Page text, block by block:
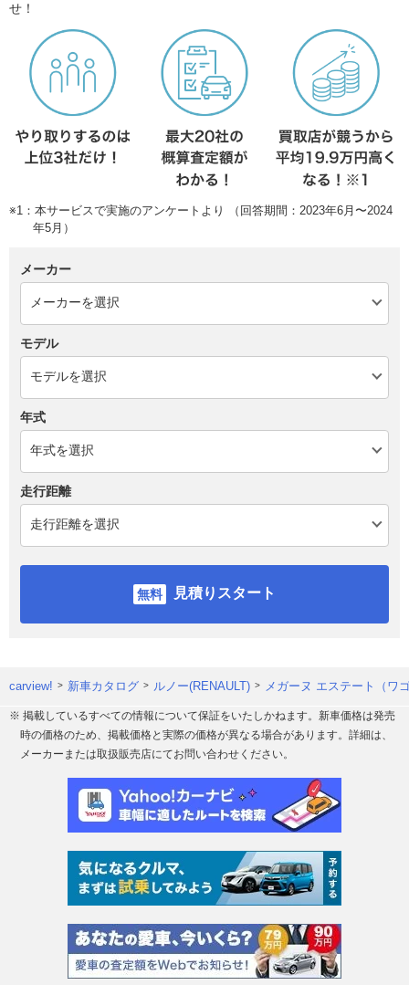
せ！
※1：本サービスで実施のアンケートより （回答期間：2023年6月〜2024
年5月）
メーカー
モデル
年式
走行距離
見積りスタート
carview! 新車カタログ ルノー(RENAULT) メガーヌ エステート（ワ
※ 掲載しているすべての情報について保証をいたしかねます。新車価格は発売
時の価格のため、掲載価格と実際の価格が異なる場合があります。詳細は、
メーカーまたは取扱販売店にてお問い合わせください。